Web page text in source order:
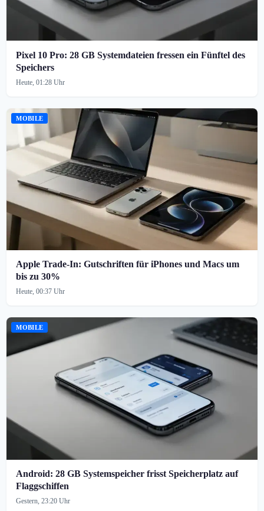
Pixel 10 Pro: 28 GB Systemdateien fressen ein Fünftel des
Speichers
Heute, 01:28 Uhr
MOBILE
Apple Trade-In: Gutschriften für iPhones und Macs um
bis zu 30%
Heute, 00:37 Uhr
MOBILE
Android: 28 GB Systemspeicher frisst Speicherplatz auf
Flaggschiffen
Gestern, 23:20 Uhr